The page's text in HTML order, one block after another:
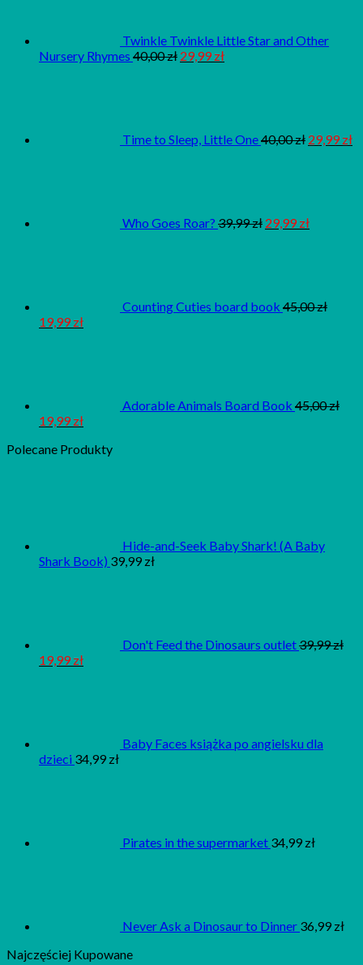
Twinkle Twinkle Little Star and Other
Nursery Rhymes 40,00zł 29,99zł
Time to Sleep, Little One40,00zł 29,99zł
Who Goes Roar? 39,99zł 29,99zł
Counting Cuties board book 45,00zł
19,99zł
Adorable Animals Board Book 45,00zł
19,99zł
Polecane Produkty
Hide-and-Seek Baby Shark! (A Baby
Shark Book) 39,99 zł
Don't Feed the Dinosaurs outlet39,99zł
19,99zł
Baby Faces książka po angielsku dla
dzieci 34,99 zł
Pirates in the supermarket 34,99 zł
Never Ask a Dinosaur to Dinner 36,99 zł
Najczęściej Kupowane